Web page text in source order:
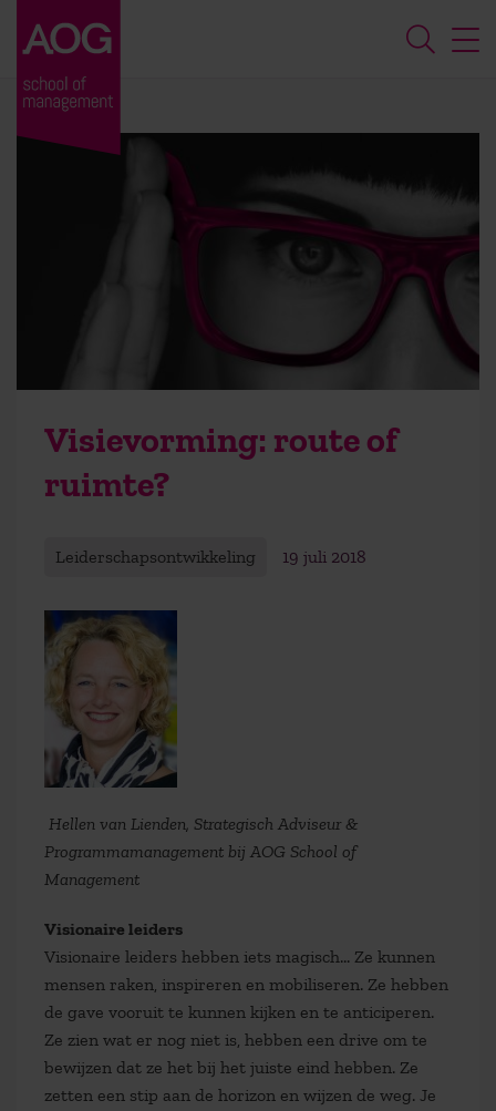
Visievorming: route of
ruimte?
Leiderschapsontwikkeling 19 juli 2018
Hellen van Lienden, Strategisch Adviseur &
Programmamanagement bij AOG School of
Management
Visionaire leiders
Visionaire leiders hebben iets magisch… Ze kunnen
mensen raken, inspireren en mobiliseren. Ze hebben
de gave vooruit te kunnen kijken en te anticiperen.
Ze zien wat er nog niet is, hebben een drive om te
bewijzen dat ze het bij het juiste eind hebben. Ze
zetten een stip aan de horizon en wijzen de weg. Je